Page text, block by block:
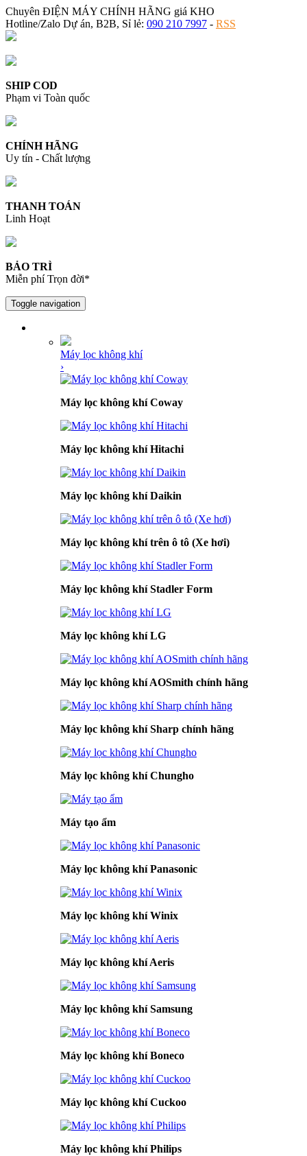
Chuyên ĐIỆN MÁY CHÍNH HÃNG giá KHO
Hotline/Zalo Dự án, B2B, Sỉ lẻ: 090 210 7997 - RSS
SHIP COD
Phạm vi Toàn quốc
CHÍNH HÃNG
Uy tín - Chất lượng
THANH TOÁN
Linh Hoạt
BẢO TRÌ
Miễn phí Trọn đời*
Toggle navigation
Máy lọc không khí
›
Máy lọc không khí Coway
Máy lọc không khí Hitachi
Máy lọc không khí Daikin
Máy lọc không khí trên ô tô (Xe hơi)
Máy lọc không khí Stadler Form
Máy lọc không khí LG
Máy lọc không khí AOSmith chính hãng
Máy lọc không khí Sharp chính hãng
Máy lọc không khí Chungho
Máy tạo ẩm
Máy lọc không khí Panasonic
Máy lọc không khí Winix
Máy lọc không khí Aeris
Máy lọc không khí Samsung
Máy lọc không khí Boneco
Máy lọc không khí Cuckoo
Máy lọc không khí Philips